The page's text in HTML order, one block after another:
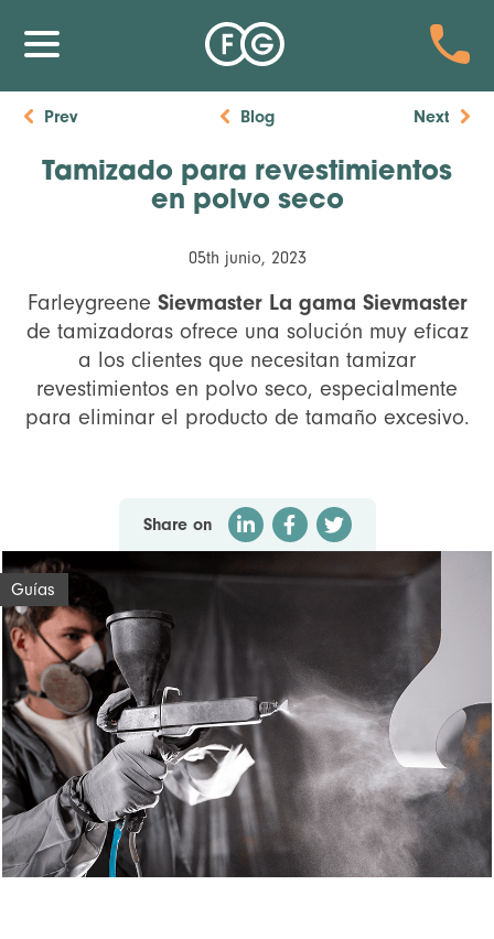
Prev Blog Next
Tamizado para revestimientos
en polvo seco
05th junio, 2023
Farleygreene Sievmaster La gama Sievmaster
de tamizadoras ofrece una solución muy eficaz
a los clientes que necesitan tamizar
revestimientos en polvo seco, especialmente
para eliminar el producto de tamaño excesivo.
Share on
Guías